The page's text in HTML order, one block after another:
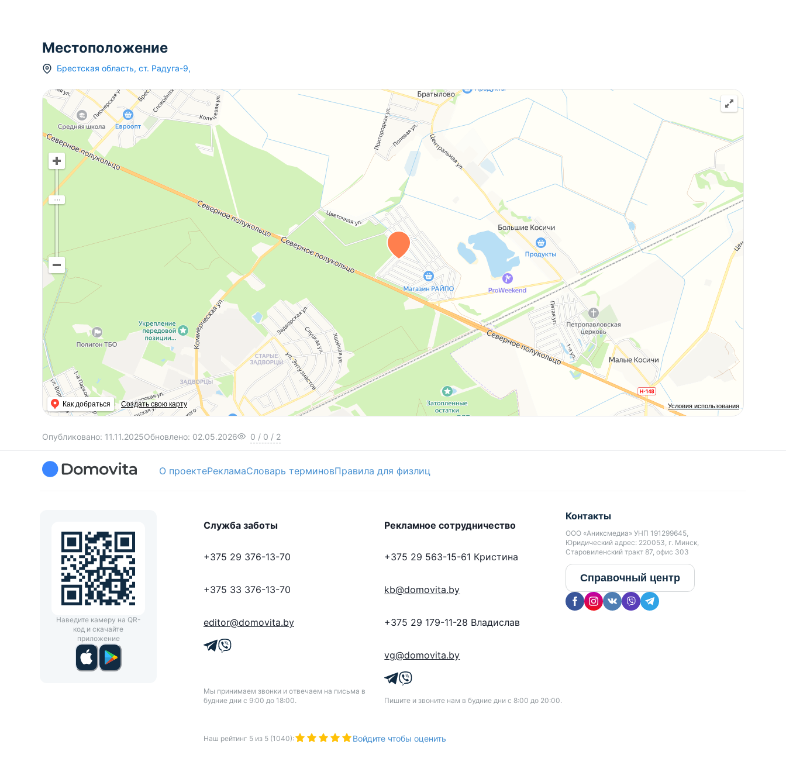
Местоположение
Брестская область, ст. Радуга-9,
Условия использования
Как добраться Создать свою карту
Опубликовано: 11.11.2025Обновлено: 02.05.2026 0 / 0 / 2
О проектеРекламаСловарь терминовПравила для физлиц
Наведите камеру на QR-
код и скачайте
приложение
Служба заботы
+375 29 376-13-70
+375 33 376-13-70
editor@domovita.by
Мы принимаем звонки и отвечаем на письма в
будние дни с 9:00 до 18:00.
Рекламное сотрудничество
+375 29 563-15-61 Кристина
kb@domovita.by
+375 29 179-11-28 Владислав
vg@domovita.by
Пишите и звоните нам в будние дни с 8:00 до 20:00.
Контакты
ООО «Аниксмедиа» УНП 191299645,
Юридический адрес: 220053, г. Минск,
Старовиленский тракт 87, офис 303
Справочный центр
Наш рейтинг 5 из 5 (1040): Войдите чтобы оценить